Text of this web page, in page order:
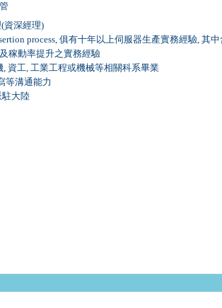
資深經理)
process, 俱有十年以上伺服器生產實務經驗, 其
稼動率提升之實務經驗
, 資工, 工業工程或機械等相關科系畢業
等溝通能力
大陸